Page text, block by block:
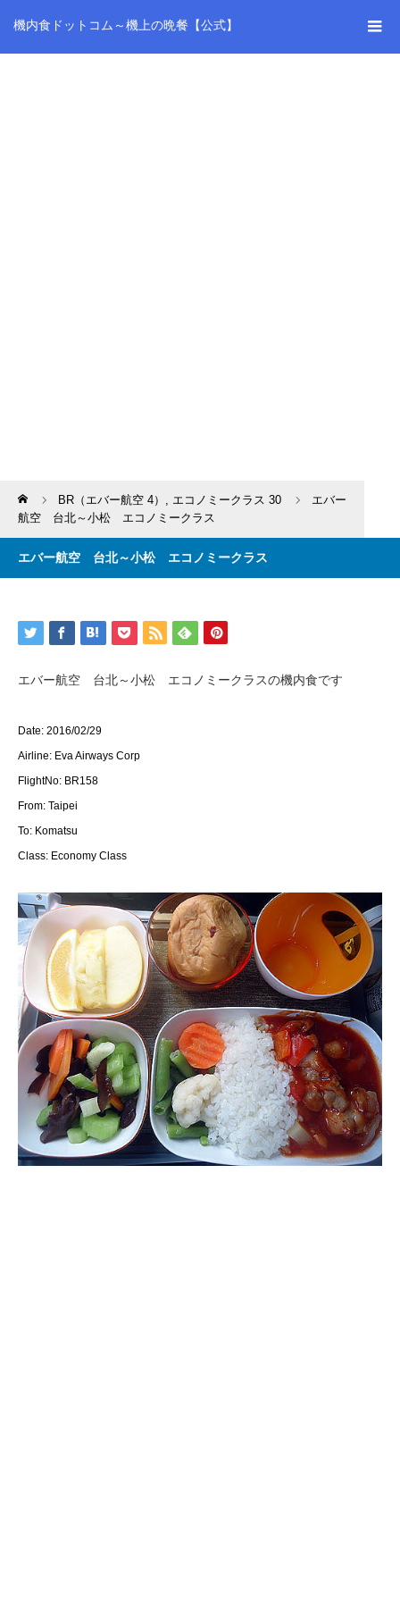
機内食ドットコム～機上の晩餐【公式】
Home BR（エバー航空 4） , エコノミークラス 30
エバー
航空 台北～小松 エコノミークラス
エバー航空 台北～小松 エコノミークラス
エバー航空 台北～小松 エコノミークラスの機内食です
Date: 2016/02/29
Airline: Eva Airways Corp
FlightNo: BR158
From: Taipei
To: Komatsu
Class: Economy Class